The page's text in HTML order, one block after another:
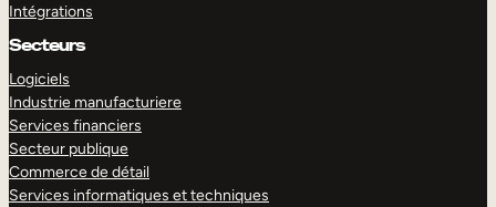
Intégrations
Secteurs
Logiciels
Industrie manufacturiere
Services financiers
Secteur publique
Commerce de détail
Services informatiques et techniques